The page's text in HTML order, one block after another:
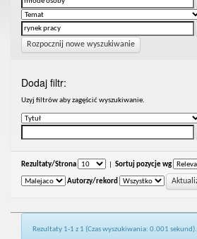
Rozpocznij nowe wyszukiwanie
Dodaj filtr:
Uzyj filtrów aby zagęścić wyszukiwanie.
Rezultaty/Strona Sortuj pozycje wg
Autorzy/rekord
Rezultaty 1-1 z 1 (Czas wyszukiwania: 0.001 sekund).